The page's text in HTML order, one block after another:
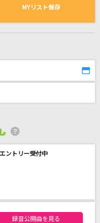
いる曲の一覧
MYリスト保存
ントリー受付中
リーランキング
録音公開曲を見る